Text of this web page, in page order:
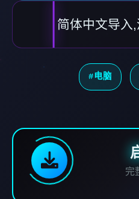
简体中文导入
#电脑
完